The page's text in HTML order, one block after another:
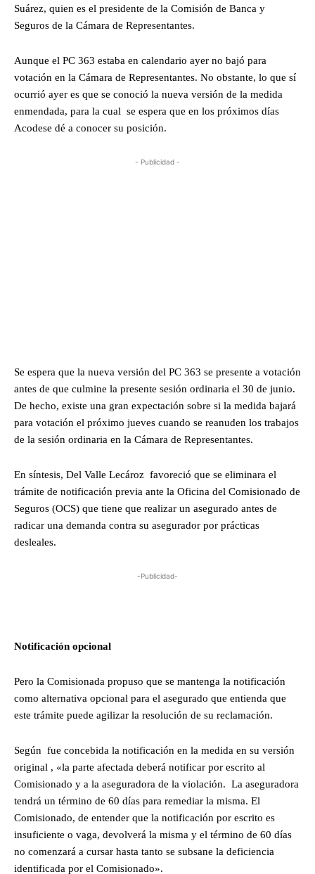
Suárez, quien es el presidente de la Comisión de Banca y
Seguros de la Cámara de Representantes.
Aunque el PC 363 estaba en calendario ayer no bajó para
votación en la Cámara de Representantes. No obstante, lo que sí
ocurrió ayer es que se conoció la nueva versión de la medida
enmendada, para la cual se espera que en los próximos días
Acodese dé a conocer su posición.
- Publicidad -
Se espera que la nueva versión del PC 363 se presente a votación
antes de que culmine la presente sesión ordinaria el 30 de junio.
De hecho, existe una gran expectación sobre si la medida bajará
para votación el próximo jueves cuando se reanuden los trabajos
de la sesión ordinaria en la Cámara de Representantes.
En síntesis, Del Valle Lecároz favoreció que se eliminara el
trámite de notificación previa ante la Oficina del Comisionado de
Seguros (OCS) que tiene que realizar un asegurado antes de
radicar una demanda contra su asegurador por prácticas
desleales.
-Publicidad-
Notificación opcional
Pero la Comisionada propuso que se mantenga la notificación
como alternativa opcional para el asegurado que entienda que
este trámite puede agilizar la resolución de su reclamación.
Según fue concebida la notificación en la medida en su versión
original , «la parte afectada deberá notificar por escrito al
Comisionado y a la aseguradora de la violación. La aseguradora
tendrá un término de 60 días para remediar la misma. El
Comisionado, de entender que la notificación por escrito es
insuficiente o vaga, devolverá la misma y el término de 60 días
no comenzará a cursar hasta tanto se subsane la deficiencia
identificada por el Comisionado».